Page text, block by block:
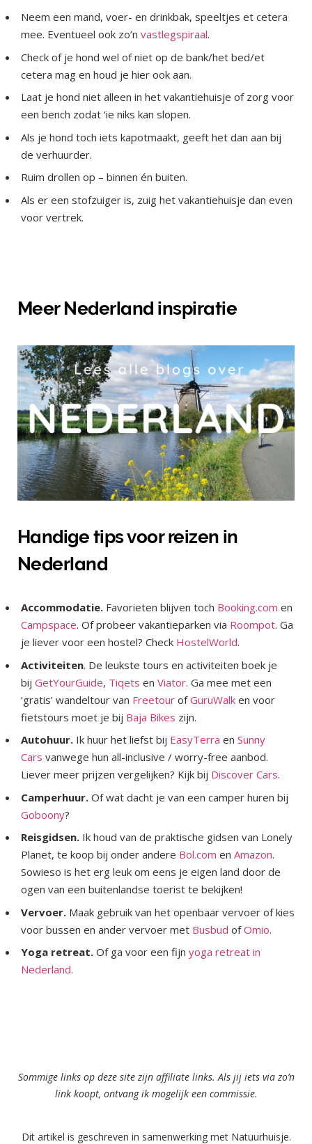
Neem een mand, voer- en drinkbak, speeltjes et cetera
mee. Eventueel ook zo’n vastlegspiraal.
Check of je hond wel of niet op de bank/het bed/et
cetera mag en houd je hier ook aan.
Laat je hond niet alleen in het vakantiehuisje of zorg voor
een bench zodat ‘ie niks kan slopen.
Als je hond toch iets kapotmaakt, geeft het dan aan bij
de verhuurder.
Ruim drollen op – binnen én buiten.
Als er een stofzuiger is, zuig het vakantiehuisje dan even
voor vertrek.
Meer Nederland inspiratie
Handige tips voor reizen in
Nederland
Accommodatie. Favorieten blijven toch Booking.com en
Campspace. Of probeer vakantieparken via Roompot. Ga
je liever voor een hostel? Check HostelWorld.
Activiteiten. De leukste tours en activiteiten boek je
bij GetYourGuide, Tiqets en Viator. Ga mee met een
‘gratis’ wandeltour van Freetour ofGuruWalk en voor
fietstours moet je bij Baja Bikes zijn.
Autohuur. Ik huur het liefst bij EasyTerra en Sunny
Cars vanwege hun all-inclusive / worry-free aanbod.
Liever meer prijzen vergelijken? Kijk bij Discover Cars.
Camperhuur. Of wat dacht je van een camper huren bij
Goboony?
Reisgidsen. Ik houd van de praktische gidsen van Lonely
Planet, te koop bij onder andere Bol.com en Amazon.
Sowieso is het erg leuk om eens je eigen land door de
ogen van een buitenlandse toerist te bekijken!
Vervoer. Maak gebruik van het openbaar vervoer of kies
voor bussen en ander vervoer met Busbud ofOmio.
Yoga retreat. Of ga voor een fijn yoga retreat in
Nederland.
Sommige links op deze site zijn affiliate links. Als jij iets via zo’n
link koopt, ontvang ik mogelijk een commissie.
Dit artikel is geschreven in samenwerking met Natuurhuisje.